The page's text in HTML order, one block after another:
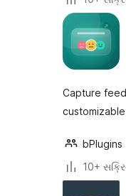
Capture
bPlugins
10+